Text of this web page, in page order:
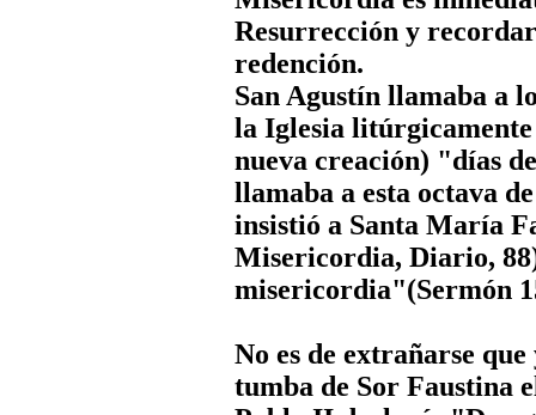
Resurrección y
redención.
San Agustín llamaba a
la Iglesia
nueva creación) "días
llamaba a esta octava
insistió a Santa María
Misericordia, Diario,
misericordia"(Sermón
No es de extrañarse
tumba de Sor Faustina